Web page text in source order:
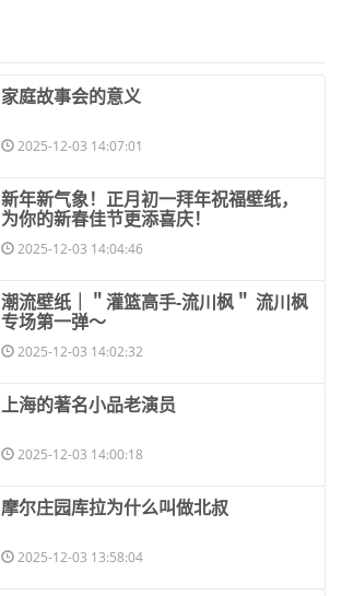
​家庭故事会的意义
2025-12-03 14:07:01
​新年新气象！正月初一拜年祝福壁纸，
为你的新春佳节更添喜庆！
2025-12-03 14:04:46
​潮流壁纸｜＂灌篮高手-流川枫＂ 流川枫
专场第一弹～
2025-12-03 14:02:32
​上海的著名小品老演员
2025-12-03 14:00:18
​摩尔庄园库拉为什么叫做北叔
2025-12-03 13:58:04